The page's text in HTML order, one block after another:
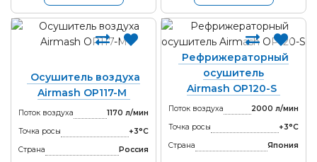
Осушитель воздуха
Airmash OP117-M
Поток воздуха
1170 л/мин
Точка росы
+3°С
Страна
Россия
Рефрижераторный
осушитель
Airmash OP120-S
Поток воздуха
2000 л/мин
Точка росы
+3°С
Страна
Япония